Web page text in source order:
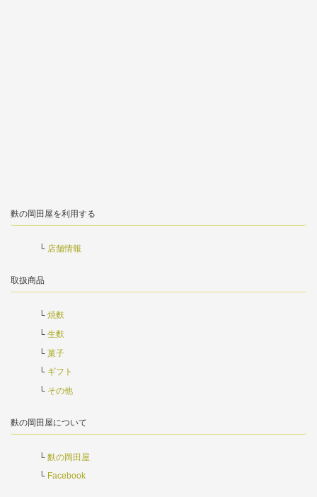
麩の岡田屋を利用する
店舗情報
取扱商品
焼麩
生麩
菓子
ギフト
その他
麩の岡田屋について
麩の岡田屋
Facebook